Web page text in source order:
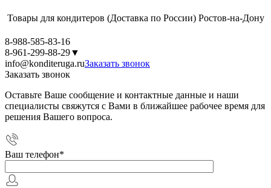
Товары для кондитеров (Доставка по России) Ростов-на-Дону
8-988-585-83-16
8-961-299-88-29▼
info@konditeruga.ruЗаказать звонок
Заказать звонок
Оставьте Ваше сообщение и контактные данные и наши
специалисты свяжутся с Вами в ближайшее рабочее время для
решения Вашего вопроса.
Ваш телефон*